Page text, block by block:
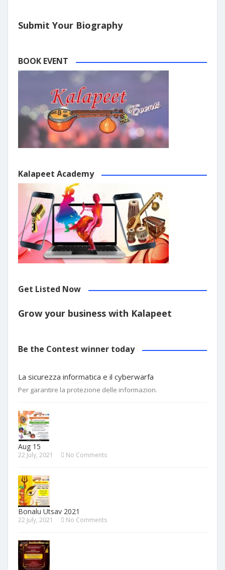
Submit Your Biography
BOOK EVENT
Kalapeet Academy
Get Listed Now
Grow your business with Kalapeet
Be the Contest winner today
La sicurezza informatica e il cyberwarfa
Per garantire la protezione delle informazion.
Aug 15
22 July, 2021 No Comments
Bonalu Utsav 2021
22 July, 2021 No Comments